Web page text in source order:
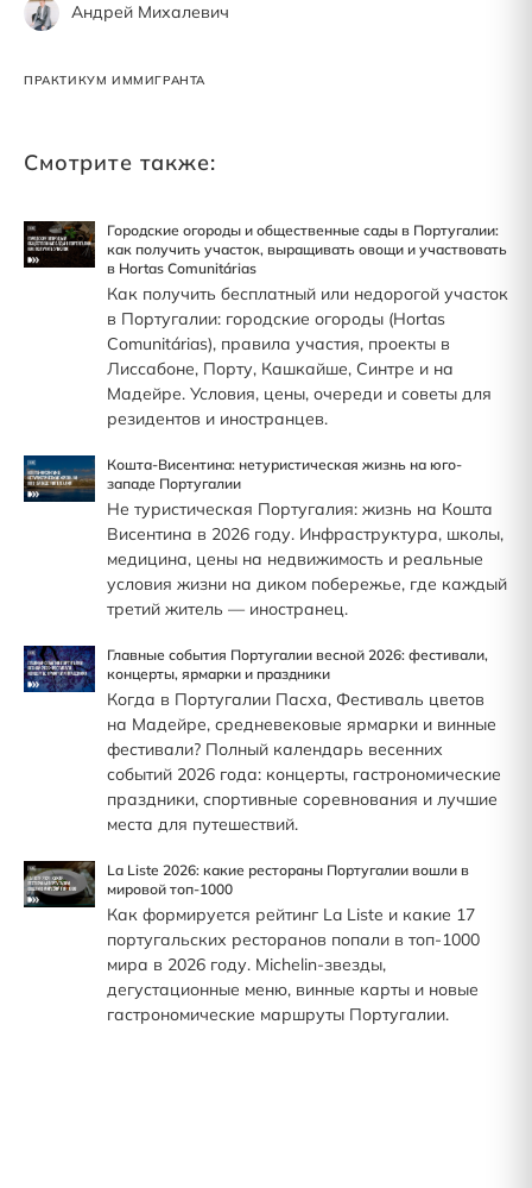
Андрей Михалевич
ПРАКТИКУМ ИММИГРАНТА
Смотрите также:
Городские огороды и общественные сады в Португалии:
как получить участок, выращивать овощи и участвовать
в Hortas Comunitárias
Как получить бесплатный или недорогой участок
в Португалии: городские огороды (Hortas
Comunitárias), правила участия, проекты в
Лиссабоне, Порту, Кашкайше, Синтре и на
Мадейре. Условия, цены, очереди и советы для
резидентов и иностранцев.
Кошта-Висентина: нетуристическая жизнь на юго-
западе Португалии
Не туристическая Португалия: жизнь на Кошта
Висентина в 2026 году. Инфраструктура, школы,
медицина, цены на недвижимость и реальные
условия жизни на диком побережье, где каждый
третий житель — иностранец.
Главные события Португалии весной 2026: фестивали,
концерты, ярмарки и праздники
Когда в Португалии Пасха, Фестиваль цветов
на Мадейре, средневековые ярмарки и винные
фестивали? Полный календарь весенних
событий 2026 года: концерты, гастрономические
праздники, спортивные соревнования и лучшие
места для путешествий.
La Liste 2026: какие рестораны Португалии вошли в
мировой топ-1000
Как формируется рейтинг La Liste и какие 17
португальских ресторанов попали в топ-1000
мира в 2026 году. Michelin-звезды,
дегустационные меню, винные карты и новые
гастрономические маршруты Португалии.